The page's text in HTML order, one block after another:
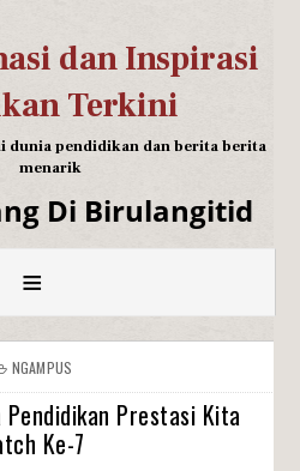
dan Inspirasi
Terkini
dunia pendidikan dan berita berita
menarik
Di Birulangitid
≡
NGAMPUS
Prestasi Kita
Ke-7